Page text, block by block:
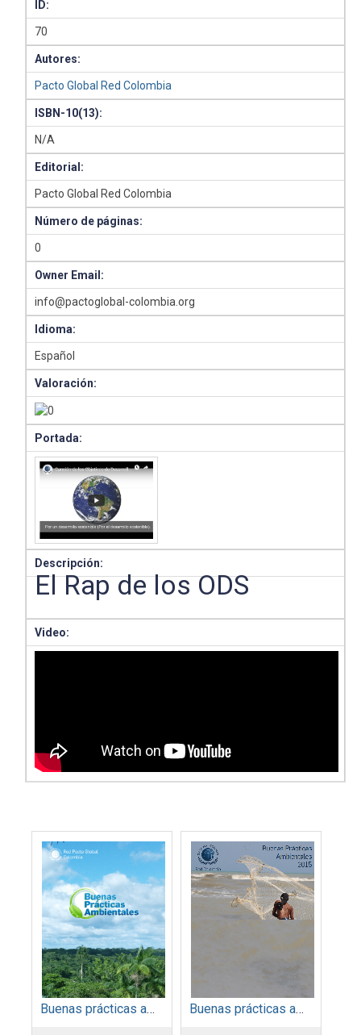
ID:
70
Autores:
Pacto Global Red Colombia
ISBN-10(13):
N/A
Editorial:
Pacto Global Red Colombia
Número de páginas:
0
Owner Email:
info@pactoglobal-colombia.org
Idioma:
Español
Valoración:
Portada:
Descripción:
El Rap de los ODS
Video:
Buenas prácticas ambientales 2014 Buenas prácticas ambientales 2015